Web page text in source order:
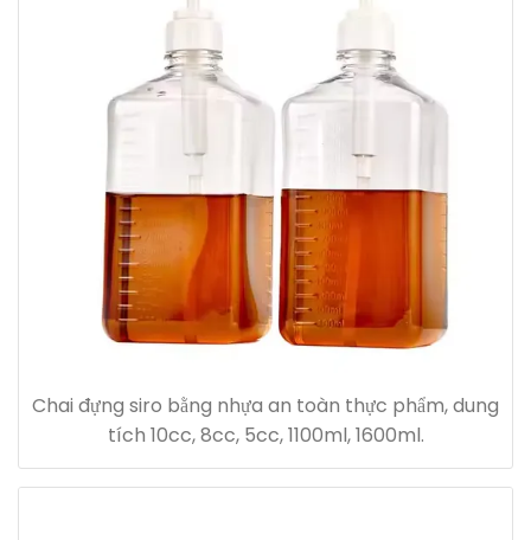
Chai đựng siro bằng nhựa an toàn thực phẩm, dung
tích 10cc, 8cc, 5cc, 1100ml, 1600ml.